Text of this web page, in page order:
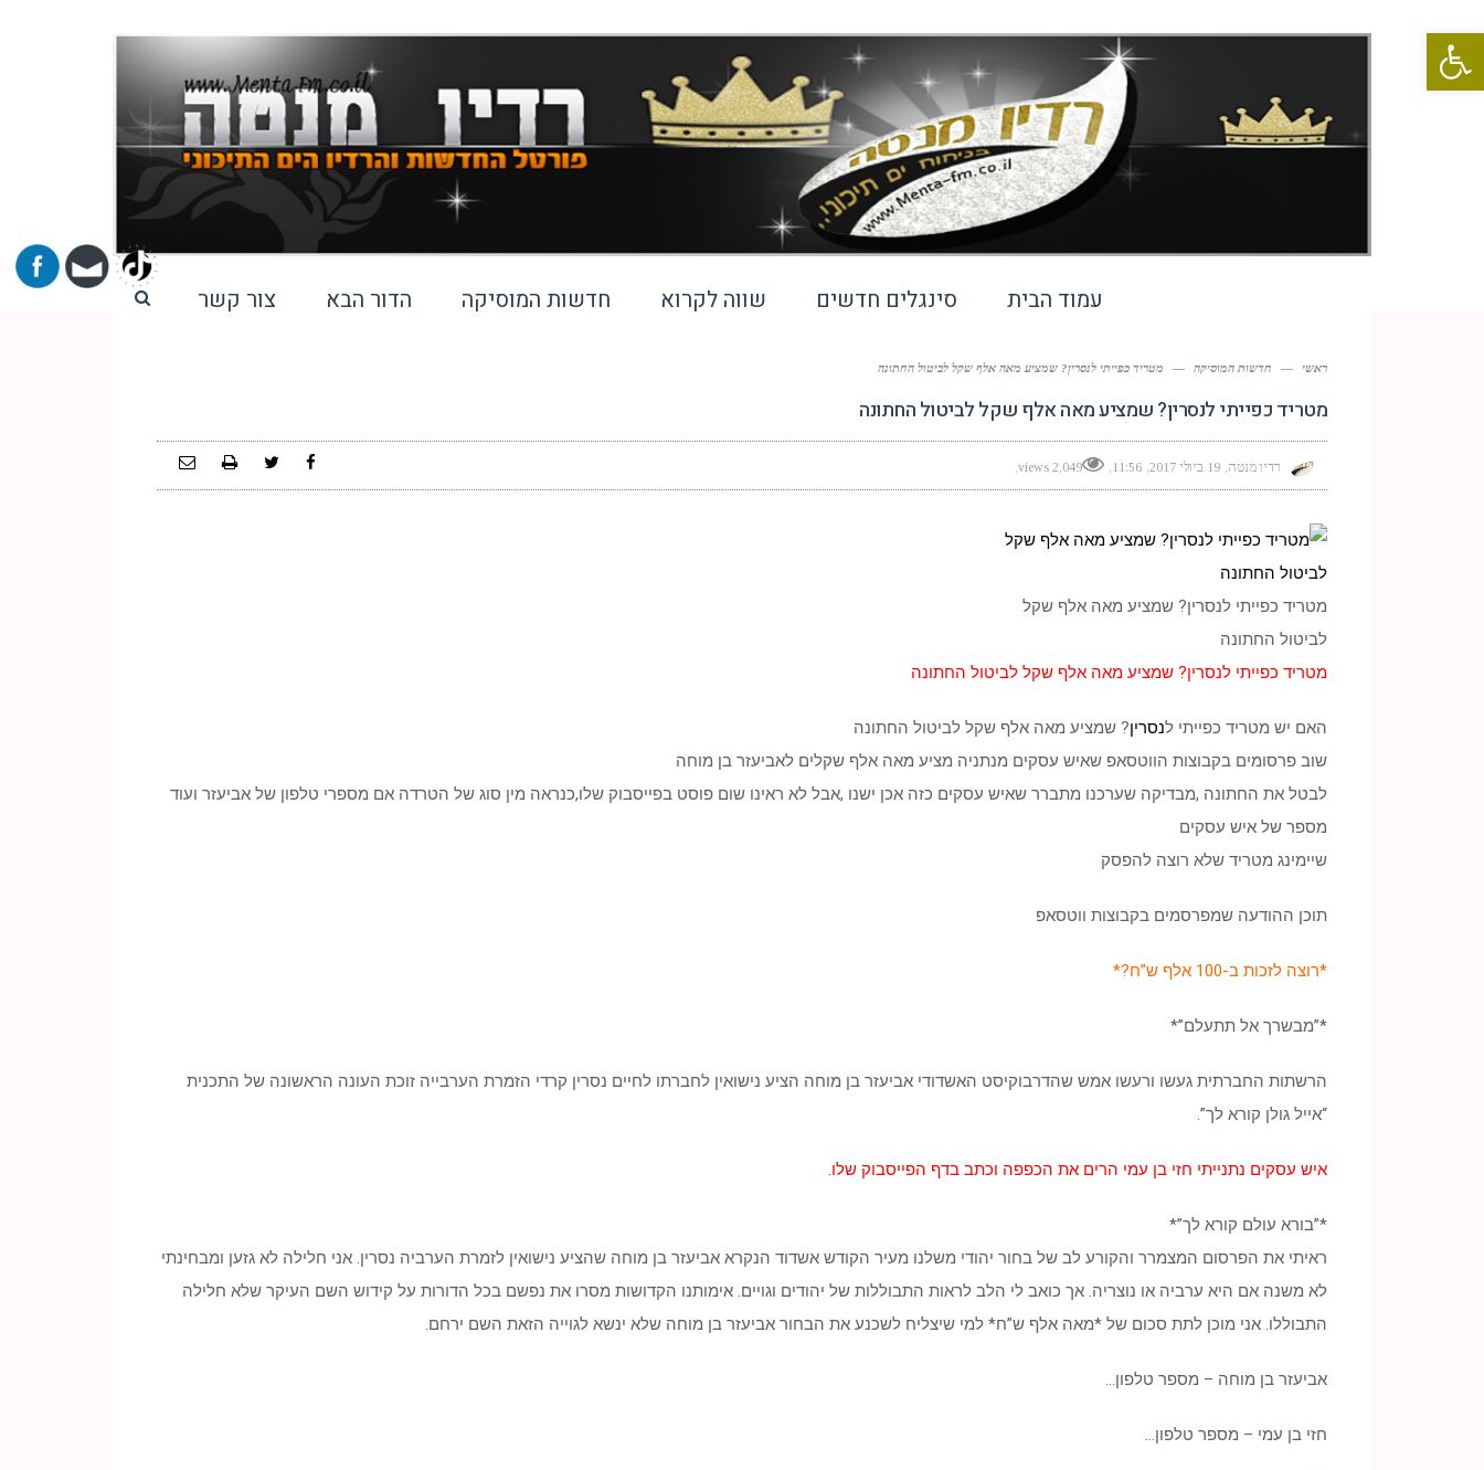
פתח סרגל נגישות
עמוד הבית סינגלים חדשים שווה לקרוא חדשות המוסיקה הדור הבא צור קשר
ראשי — חדשות המוסיקה — מטריד כפייתי לנסרין? שמציע מאה אלף שקל לביטול החתונה
מטריד כפייתי לנסרין? שמציע מאה אלף שקל לביטול החתונה
רדיו מנטה 19 ביולי 2017 11:56
2,049 views
מטריד כפייתי לנסרין? שמציע מאה אלף שקל
לביטול החתונה
מטריד כפייתי לנסרין? שמציע מאה אלף שקל לביטול החתונה
האם יש מטריד כפייתי לנסרין? שמציע מאה אלף שקל לביטול החתונה
שוב פרסומים בקבוצות הווטסאפ שאיש עסקים מנתניה מציע מאה אלף שקלים לאביעזר בן מוחה
לבטל את החתונה ,מבדיקה שערכנו מתברר שאיש עסקים כזה אכן ישנו ,אבל לא ראינו שום פוסט בפייסבוק שלו,כנראה מין סוג של הטרדה אם מספרי טלפון של אביעזר ועוד
מספר של איש עסקים
שיימינג מטריד שלא רוצה להפסק
תוכן ההודעה שמפרסמים בקבוצות ווטסאפ
*רוצה לזכות ב-100 אלף ש”ח?*
*”מבשרך אל תתעלם”*
הרשתות החברתית געשו ורעשו אמש שהדרבוקיסט האשדודי אביעזר בן מוחה הציע נישואין לחברתו לחיים נסרין קרדי הזמרת הערבייה זוכת העונה הראשונה של התכנית
“אייל גולן קורא לך”.
איש עסקים נתנייתי חזי בן עמי הרים את הכפפה וכתב בדף הפייסבוק שלו.
*”בורא עולם קורא לך”*
ראיתי את הפרסום המצמרר והקורע לב של בחור יהודי משלנו מעיר הקודש אשדוד הנקרא אביעזר בן מוחה שהציע נישואין לזמרת הערביה נסרין. אני חלילה לא גזען ומבחינתי
לא משנה אם היא ערביה או נוצריה. אך כואב לי הלב לראות התבוללות של יהודים וגויים. אימותנו הקדושות מסרו את נפשם בכל הדורות על קידוש השם העיקר שלא חלילה
התבוללו. אני מוכן לתת סכום של *מאה אלף ש”ח* למי שיצליח לשכנע את הבחור אביעזר בן מוחה שלא ינשא לגוייה הזאת השם ירחם.
אביעזר בן מוחה – מספר טלפון…
חזי בן עמי – מספר טלפון…